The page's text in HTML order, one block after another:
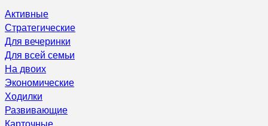
Активные
Стратегические
Для вечеринки
Для всей семьи
На двоих
Экономические
Ходилки
Развивающие